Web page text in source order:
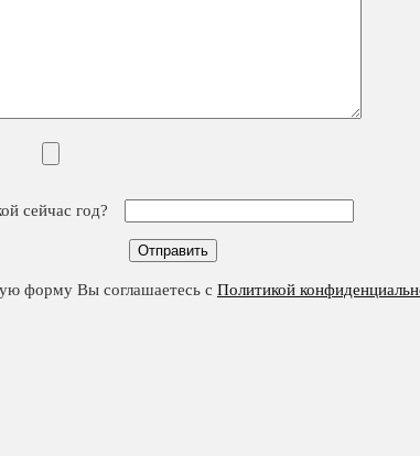
сейчас год?
форму Вы соглашаетесь с Политикой